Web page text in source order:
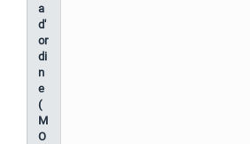
a
d'
or
di
n
e
(
M
O